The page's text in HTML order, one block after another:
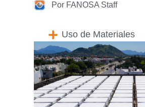
Por FANOSA Staff
Uso de Materiales